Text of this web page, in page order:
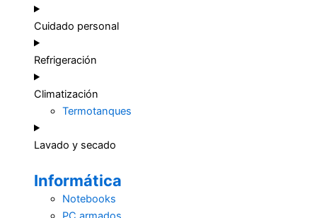
Cuidado personal
Refrigeración
Climatización
Termotanques
Lavado y secado
Informática
Notebooks